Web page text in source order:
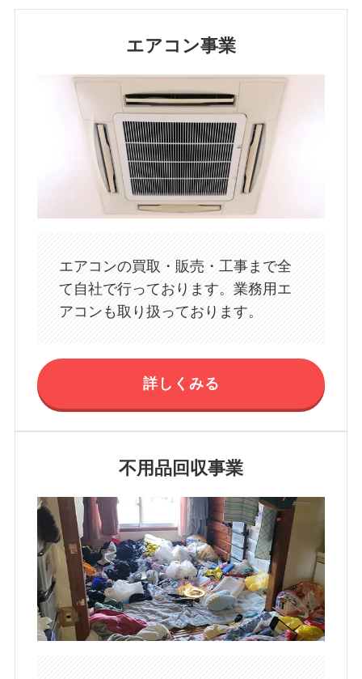
エアコン事業
エアコンの買取・販売・工事まで全
て自社で行っております。業務用エ
アコンも取り扱っております。
詳しくみる
不用品回収事業